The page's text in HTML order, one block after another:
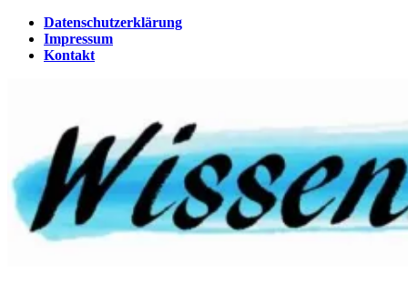
Zum
Inhalt
springen
Datenschutzerklärung
Impressum
Kontakt